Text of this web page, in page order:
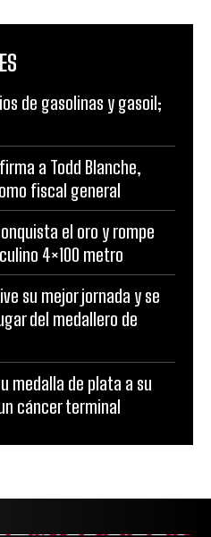
de gasolinas y gasoil;
a Todd Blanche,
fiscal general
el oro y rompe
4×100 metro
su mejor jornada y se
del medallero de
medalla de plata a su
cáncer terminal